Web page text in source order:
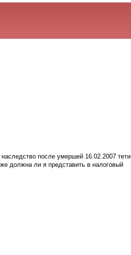
после умершей 16.02.2007 тети
должна ли я представить в налоговый